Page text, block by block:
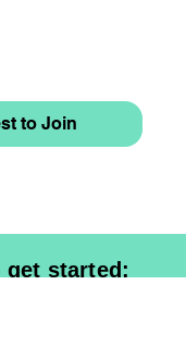
to Join
get started: